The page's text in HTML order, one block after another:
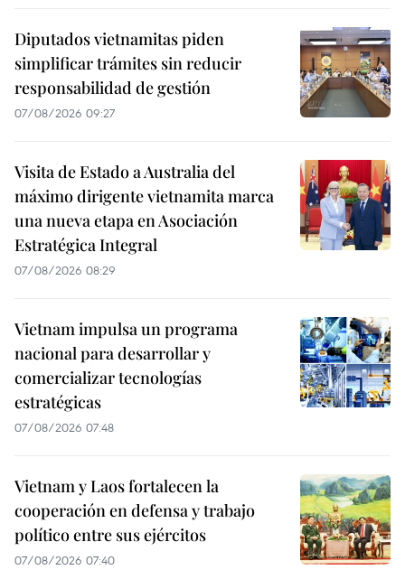
Diputados vietnamitas piden
simplificar trámites sin reducir
responsabilidad de gestión
07/08/2026 09:27
Visita de Estado a Australia del
máximo dirigente vietnamita marca
una nueva etapa en Asociación
Estratégica Integral
07/08/2026 08:29
Vietnam impulsa un programa
nacional para desarrollar y
comercializar tecnologías
estratégicas
07/08/2026 07:48
Vietnam y Laos fortalecen la
cooperación en defensa y trabajo
político entre sus ejércitos
07/08/2026 07:40